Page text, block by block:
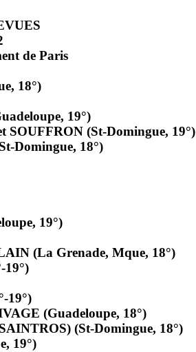
de Paris
18°)
19°)
SOUFFRON (St-Domingue, 19°)
Domingue, 18°)
19°)
(La Grenade, Mque, 18°)
19°)
19°)
(Guadeloupe, 18°)
(St-Domingue, 18°)
19°)